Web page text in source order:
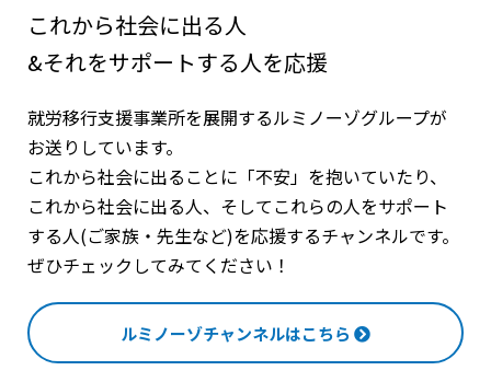
これから社会に出る人
&それをサポートする人を応援
就労移行支援事業所を展開するルミノーゾグループが
お送りしています。
これから社会に出ることに「不安」を抱いていたり、
これから社会に出る人、そしてこれらの人をサポート
する人(ご家族・先生など)を応援するチャンネルです。
ぜひチェックしてみてください！
ルミノーゾチャンネルはこちら